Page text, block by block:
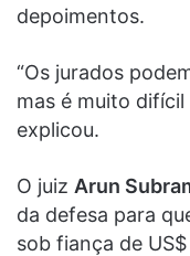
depoimentos.
“Os jurados
mas é muito difícil
explicou.
O juiz Arun
da defesa para
sob fiança de